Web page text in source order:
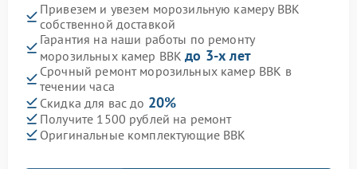
Привезем и увезем морозильную камеру BBK
собственной доставкой
Гарантия на наши работы по ремонту
морозильных камер BBKдо 3-х лет
Срочный ремонт морозильных камер BBK в
течении часа
Скидка для вас до 20%
Получите 1500 рублей на ремонт
Оригинальные комплектующие BBK